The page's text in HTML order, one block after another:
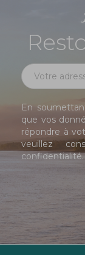
En
que vos
répondre à
veuillez
confidentialité.